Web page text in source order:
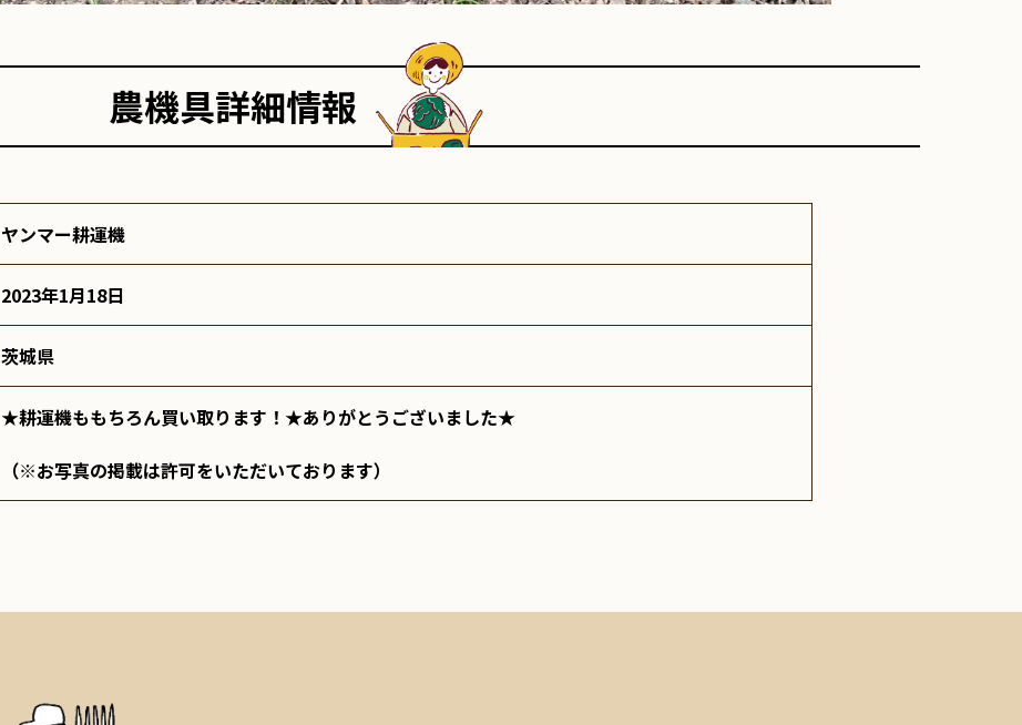
農機具詳細情報
ヤンマー耕運機
2023年1月18日
茨城県
★耕運機ももちろん買い取ります！★ありがとうございました★
（※お写真の掲載は許可をいただいております）